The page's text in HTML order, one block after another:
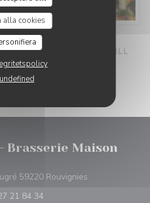
alla cookies
undefined
09/2026 FRÅN 00H00 TILL
COPAINS
Brasserie Maison
59220 Rouvignies
21 84 34